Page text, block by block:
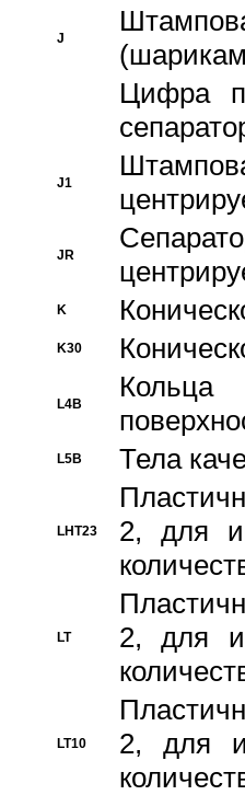
J
Цифра
J1
JR
K
K30
L4B
L5B Тела
LHT23
2, для
LT
2, для
LT10
2, для